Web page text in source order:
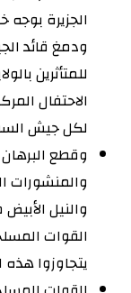
الجزيرة
ودمغ قائد
للمتأثرين
الاحتفال
لكل جيش
وقطع
والمنشورات
والنيل
القوات
يتجاوزوا هذه